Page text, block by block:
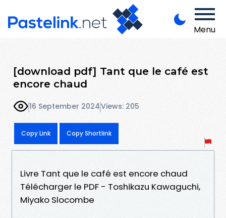
Menu
[download pdf] Tant que le café est
encore chaud
16 September 2024Views: 205
Copy Link Copy Shortlink
Livre Tant que le café est encore chaud
Télécharger le PDF - Toshikazu Kawaguchi,
Miyako Slocombe